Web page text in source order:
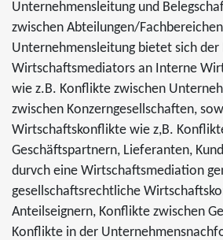
Unternehmensleitung und
zwischen Abteilungen/
Unternehmensleitung bietet sich der
Wirtschaftsmediators an Interne
wie z.B. Konflikte zwischen
zwischen Konzerngesellschaften,
Wirtschaftskonflikte wie z,B.
Geschäftspartnern, Lieferanten,
durvch eine Wirtschaftsmediation
gesellschaftsrechtliche
Anteilseignern, Konflikte zwischen
Konflikte in der